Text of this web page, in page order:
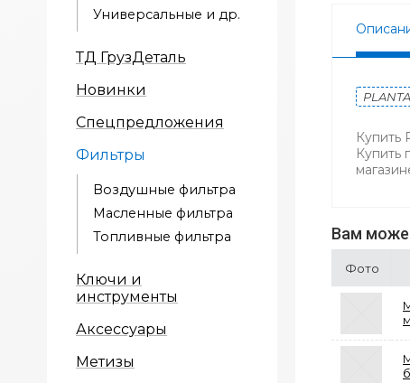
Универсальные и др.
ТД ГрузДеталь
Новинки
Спецпредложения
Фильтры
Воздушные фильтра
Масленные фильтра
Топливные фильтра
Ключи и
инструменты
Аксессуары
Метизы
Купить
Купить
Вам
Фото